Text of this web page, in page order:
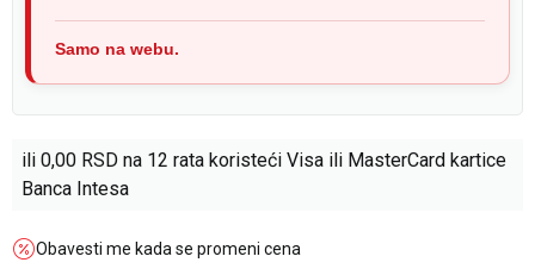
Samo na webu.
ili 0,00 RSD na 12 rata koristeći Visa ili MasterCard kartice
Banca Intesa
Obavesti me kada se promeni cena